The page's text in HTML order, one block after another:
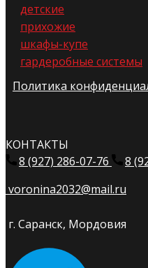
детские
прихожие
шкафы-купе
гардеробные системы
Политика
КОНТАКТЫ
8 (927) 286-07-76
8
voronina2032@mail.ru
г. Саранск, Мордовия